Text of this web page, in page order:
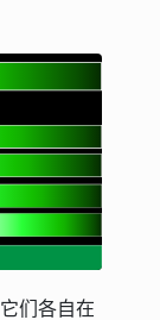
们各自在